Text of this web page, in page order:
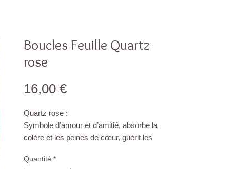
Boucles Feuille Quartz
rose
16,00 €Prix
Quartz rose :
Symbole d’amour et d’amitié, absorbe la
colère et les peines de cœur, guérit les
rayonne l’amour inconditionnel, la
Quantité *